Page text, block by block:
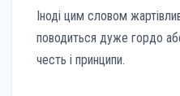
Іноді цим словом
поводиться дуже гордо
честь і принципи.